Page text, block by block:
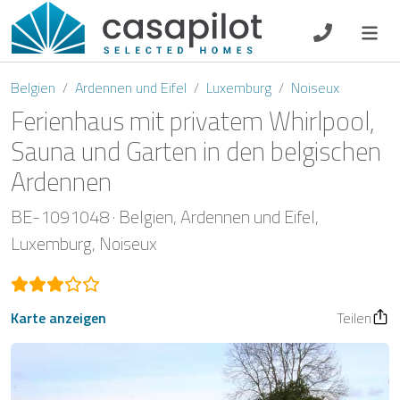
DE EN ES FR
Frühstück
Gutscheine
Belgien Ardennen und Eifel Luxemburg Noiseux
Ferienhaus mit privatem Whirlpool,
Sauna und Garten in den belgischen
Ardennen
BE-1091048 Belgien Ardennen und Eifel
Luxemburg Noiseux
Karte anzeigen Teilen